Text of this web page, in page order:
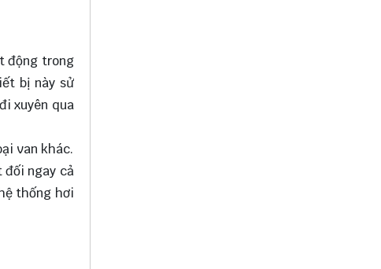
động trong
bị này sử
xuyên qua
van khác.
ngay cả
thống hơi